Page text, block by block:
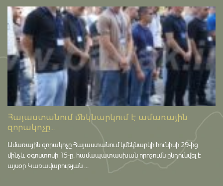
Հայաստանում մեկնարկում է ամառային
զորակոչը...
Ամառային զորակոչը Հայաստանում կմեկնարկի հունիսի 29-ից
մինչև օգոստոսի 15-ը․ համապատասխան որոշումն ընդունվել է
այսօր Կառավարության ...